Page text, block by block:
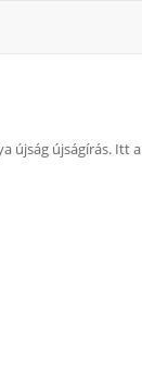
újság újságírás. Itt a